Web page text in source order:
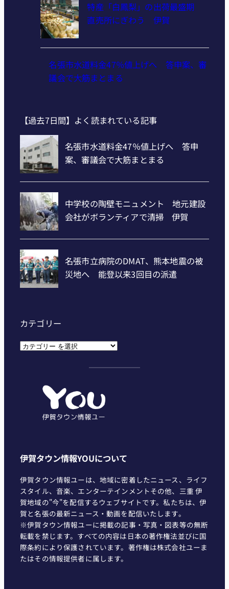
特産「白鳳梨」の出荷最盛期
直売所にぎわう 伊賀
名張市水道料金47％値上げへ 答申案、審
議会で大筋まとまる
【過去7日間】よく読まれている記事
カテゴリー
カ
伊賀タウン情報YOUについて
伊賀タウン情報ユーは、地域に密着したニュース、ライフ
スタイル、音楽、エンターテインメントその他、三重 伊
賀地域の"今"を配信するウェブサイトです。私たちは、伊
賀と名張の最新ニュース・動画を配信いたします。
※伊賀タウン情報ユーに掲載の記事・写真・図表等の無断
転載を禁じます。すべての内容は日本の著作権法並びに国
際条約により保護されています。著作権は株式会社ユーま
たはその情報提供者に属します。